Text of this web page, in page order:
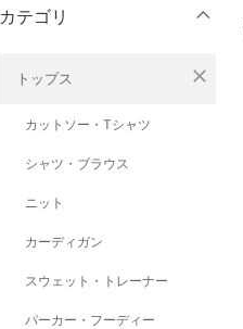
カテゴリ
トップス close
カットソー・Tシャツ
シャツ・ブラウス
ニット
カーディガン
スウェット・トレーナー
パーカー・フーディー